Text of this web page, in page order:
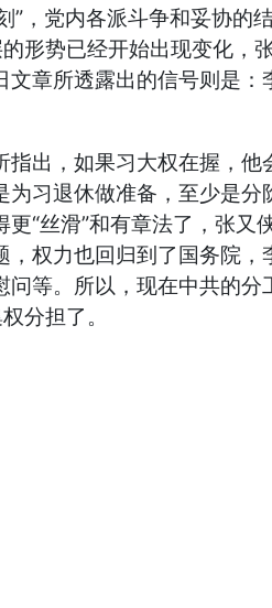
，党内各派斗争和妥协
形势已经开始出现变化，
章所透露出的信号则是
出，如果习大权在握，
习退休做准备，至少是
“丝滑”和有章法了，张
权力也回归到了国务院
等。所以，现在中共的
分担了。